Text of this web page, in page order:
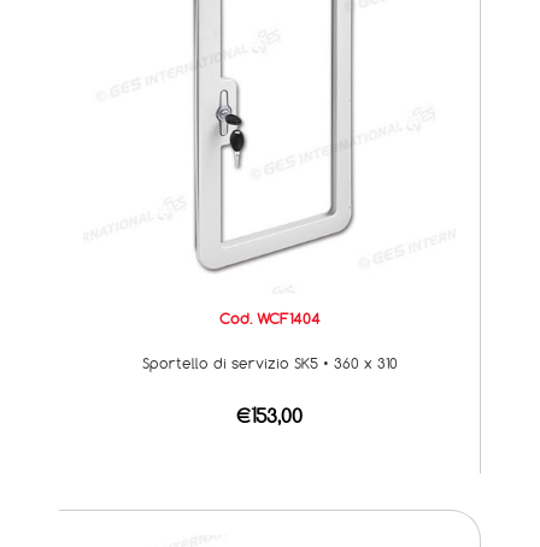
Cod. WCF1404
Sportello di servizio SK5 • 360 x 310
€153,00